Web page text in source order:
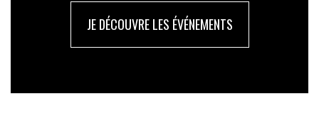
JE DÉCOUVRE LES ÉVÉNEMENTS